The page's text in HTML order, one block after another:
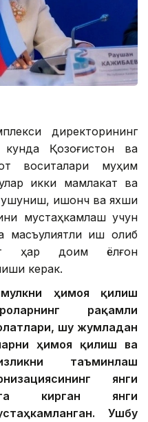
директорининг
кунда Қозоғистон ва
воситалари муҳим
икки мамлакат ва
тушуниш, ишонч ва яхши
мустаҳкамлаш учун
масъулиятли иш олиб
ҳар доим ёлғон
керак.
ҳимоя қилиш
рақамли
шу жумладан
ҳимоя қилиш ва
таъминлаш
янги
кирган янги
Ушбу